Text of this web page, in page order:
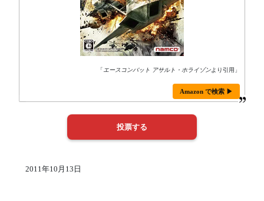
「 エースコンバット アサルト・ホライゾンより引用」
Amazon で検索 ▶
2011年10月13日